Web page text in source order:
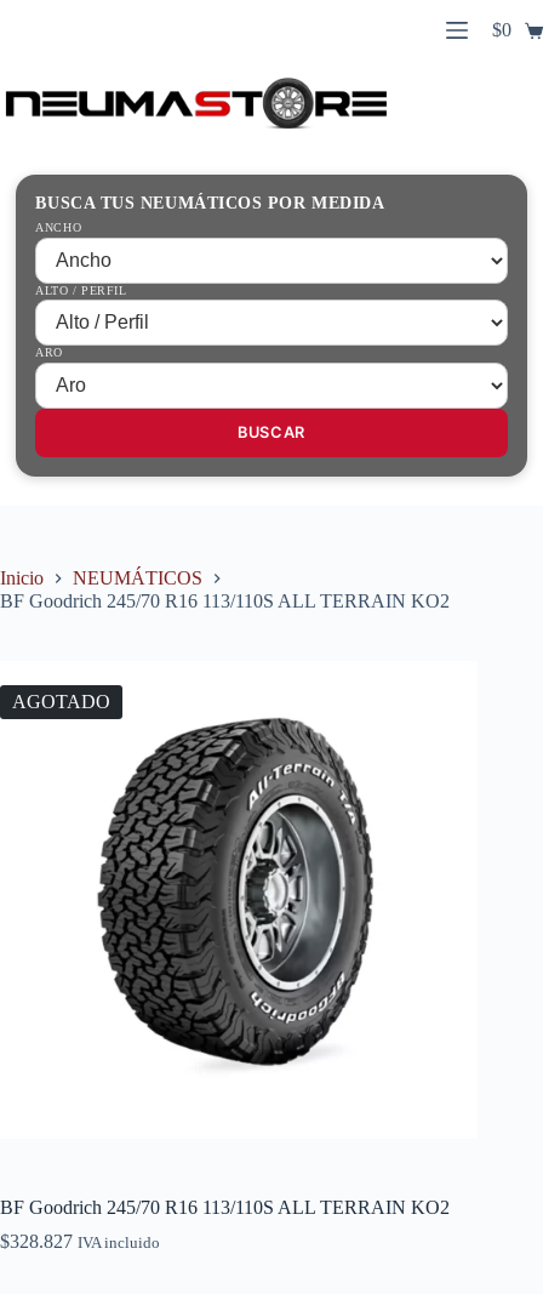
productosInicio
Guías Prácticas
Tienda
Carro
$0
BUSCA TUS NEUMÁTICOS POR MEDIDA
ANCHO
ALTO / PERFIL
ARO
BUSCAR
Inicio
NEUMÁTICOS
BF Goodrich 245/70 R16 113/110S ALL TERRAIN KO2
AGOTADO
BF Goodrich 245/70 R16 113/110S ALL TERRAIN KO2
$328.827 IVA incluido